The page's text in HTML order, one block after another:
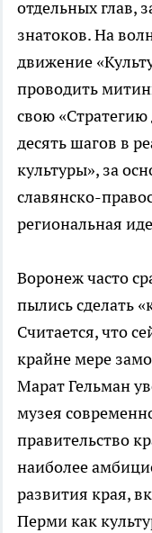
отдельных глав,
знатоков. На
движение
проводить
свою
десять шагов в
культуры», за
славянско-
региональная
Воронеж часто
пылись сделать
Считается, что
крайне мере
Марат Гельман
музея
правительство
наиболее
развития края,
Перми как